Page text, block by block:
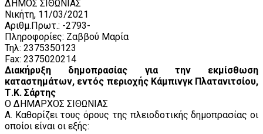
ΔΗΜΟΣ ΣΙΘΩΝΙΑΣ
Νικήτη, 11/03/2021
Αριθμ.Πρωτ.: -2793-
Πληροφορίες: Ζαββού Μαρία
Τηλ: 2375350123
Fax: 2375020214
Διακήρυξη δημοπρασίας για την εκμίσθωση
καταστημάτων, εντός περιοχής Κάμπινγκ Πλατανιτσίου,
Τ.Κ. Σάρτης
Ο ΔΗΜΑΡΧΟΣ ΣΙΘΩΝΙΑΣ
Α. Καθορίζει τους όρους της πλειοδοτικής δημοπρασίας οι
οποίοι είναι οι εξής: